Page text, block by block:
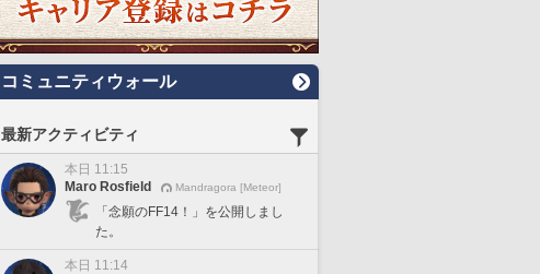
コミュニティウォール
最新アクティビティ
本日 11:15
Maro Rosfield
Mandragora [Meteor]
「念願のFF14！」を公開しまし
た。
本日 11:14